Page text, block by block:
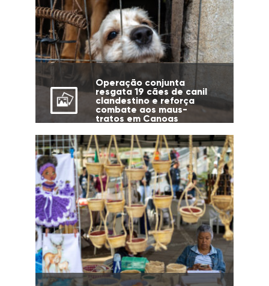
Operação conjunta
resgata 19 cães de canil
clandestino e reforça
combate aos maus-
tratos em Canoas